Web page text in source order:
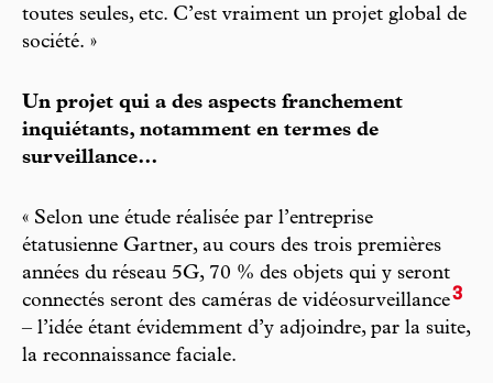
toutes seules, etc. C’est vraiment un projet global de
société. »
Un projet qui a des aspects franchement
inquiétants, notamment en termes de
surveillance…
« Selon une étude réalisée par l’entreprise
étatusienne Gartner, au cours des trois premières
années du réseau 5G, 70 % des objets qui y seront
connectés seront des caméras de vidéosurveillance3
– l’idée étant évidemment d’y adjoindre, par la suite,
la reconnaissance faciale.